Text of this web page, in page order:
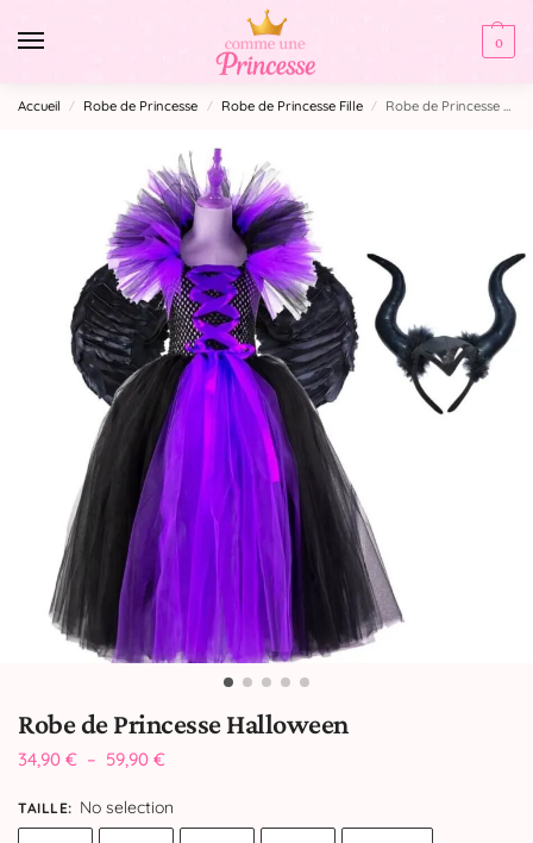
0
Accueil / Robe de Princesse / Robe de Princesse Fille / Robe de Princesse Halloween
Robe de Princesse Halloween
34,90 € – 59,90 €
TAILLE: No selection